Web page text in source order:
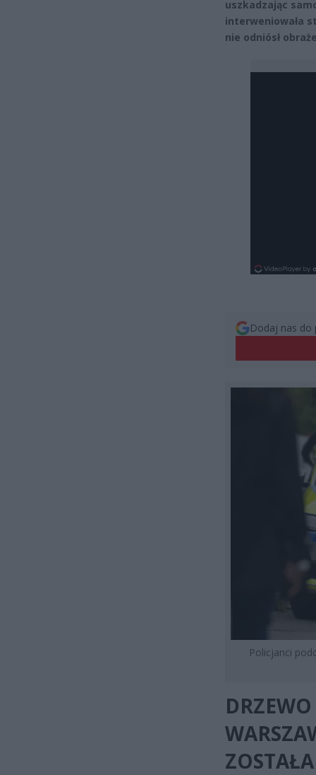
uszkadzając
interweniowała
nie odniósł
Dodaj nas do
Policjanci